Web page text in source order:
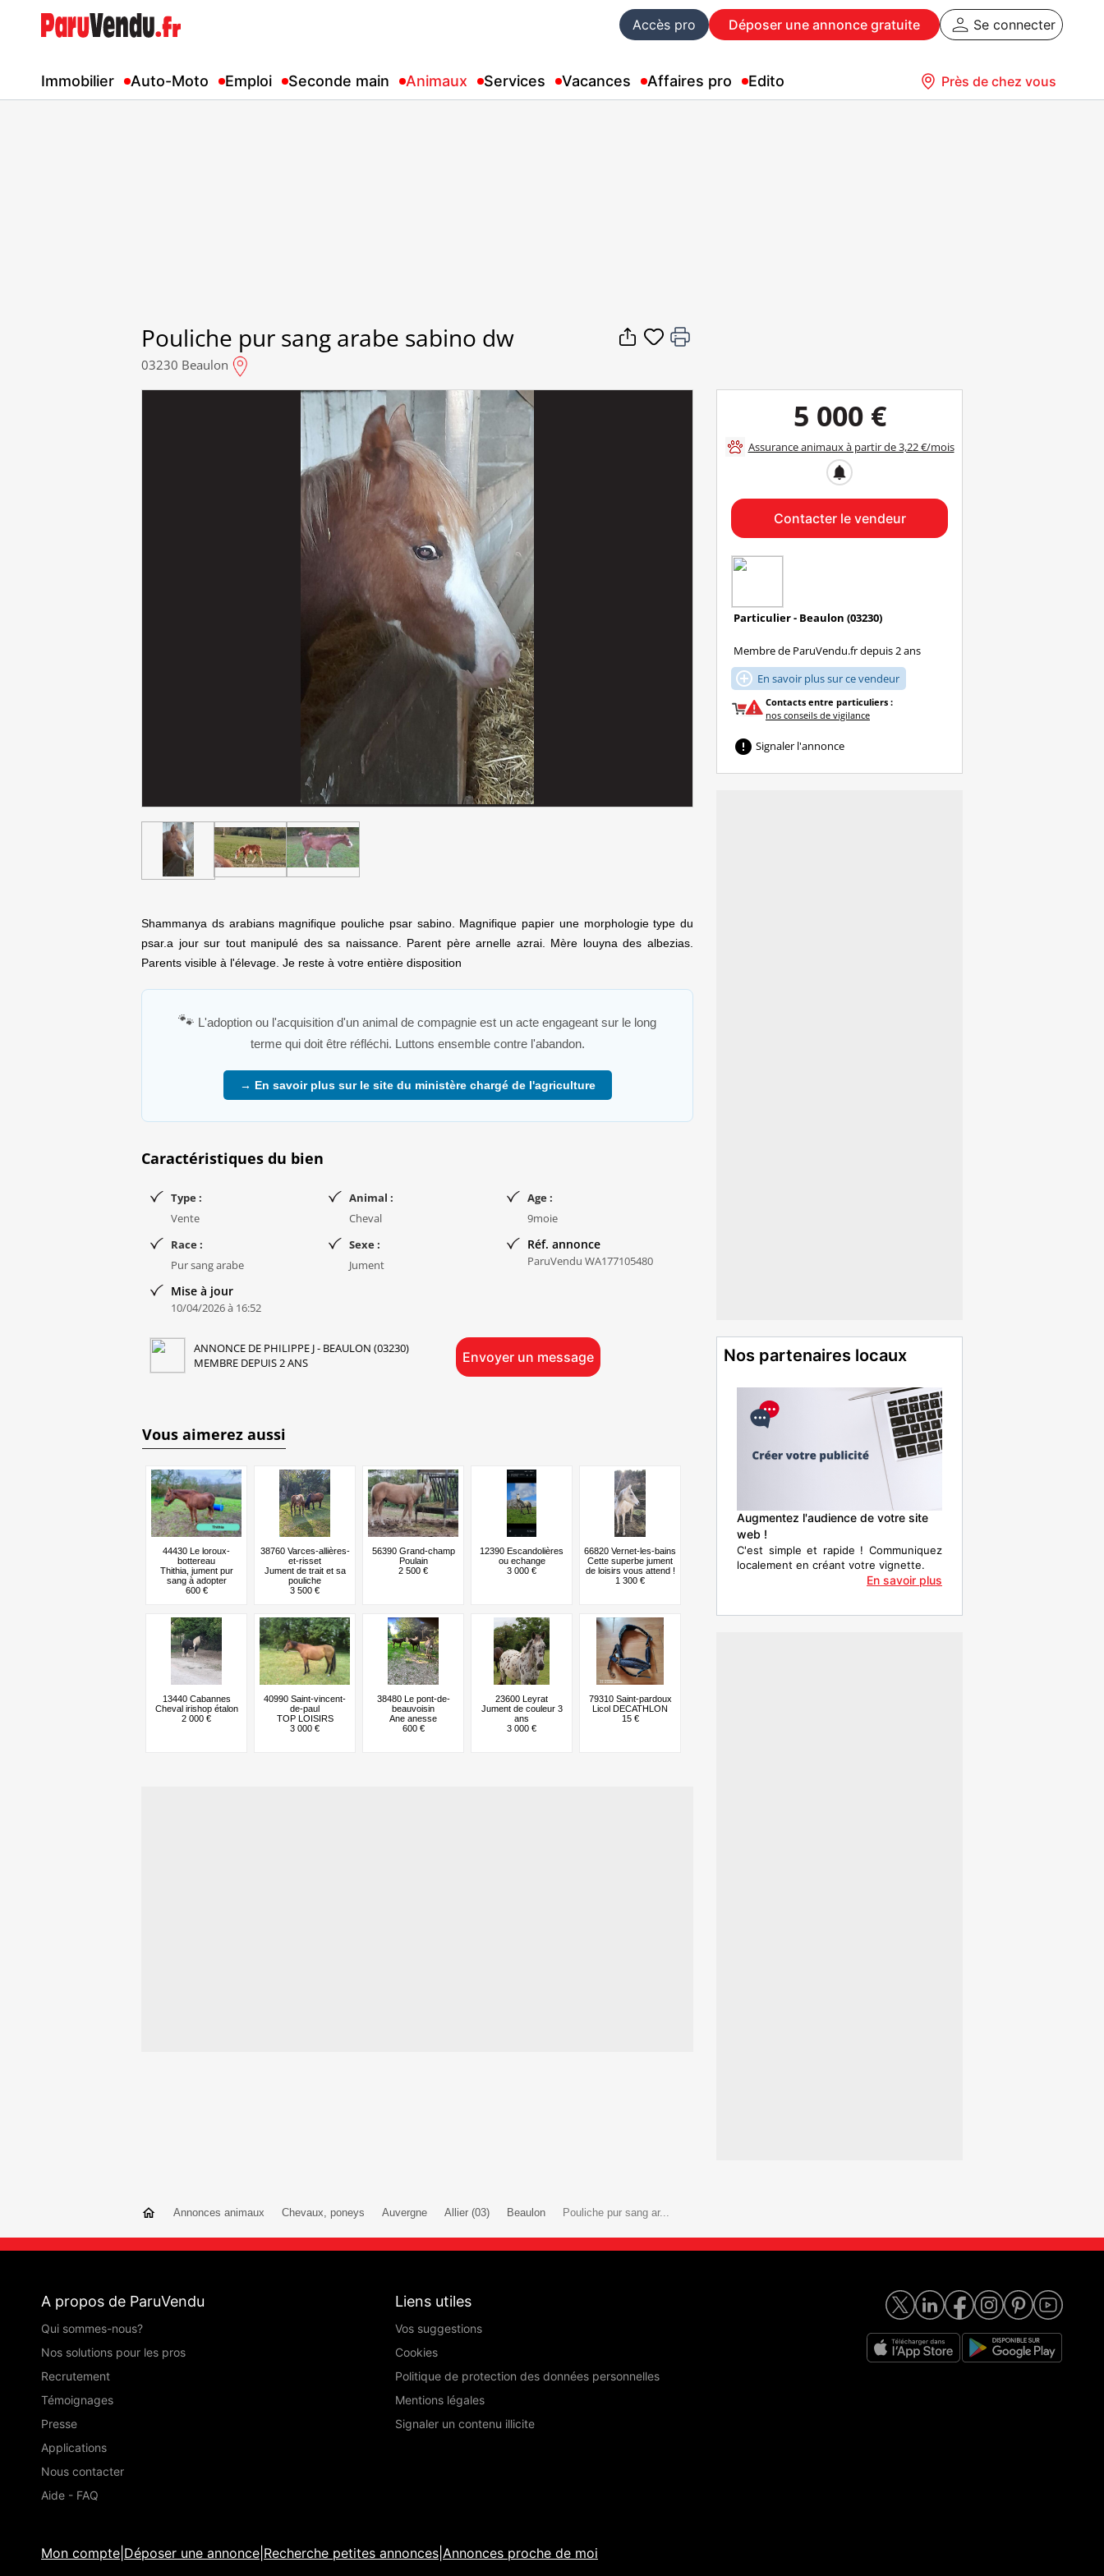
Accès pro Déposer une annonce gratuite Se connecter
Immobilier Auto-Moto Emploi Seconde main Animaux Services Vacances Affaires pro Edito Près de chez vous
Pouliche pur sang arabe sabino dw
03230 Beaulon
Shammanya ds arabians magnifique pouliche psar sabino. Magnifique papier une morphologie type du
psar.a jour sur tout manipulé des sa naissance. Parent père arnelle azrai. Mère louyna des albezias.
Parents visible à l'élevage. Je reste à votre entière disposition
🐾 L'adoption ou l'acquisition d'un animal de compagnie est un acte engageant sur le long
terme qui doit être réfléchi. Luttons ensemble contre l'abandon.
→ En savoir plus sur le site du ministère chargé de l'agriculture
Caractéristiques du bien
Type :
Vente
Animal :
Cheval
Age :
9moie
Race :
Pur sang arabe
Sexe :
Jument
Réf. annonce
ParuVendu WA177105480
Mise à jour
10/04/2026 à 16:52
ANNONCE DE PHILIPPE J - BEAULON (03230)
MEMBRE DEPUIS 2 ANS
Envoyer un message
Vous aimerez aussi
44430 Le loroux-
bottereau
Thithia, jument pur
sang à adopter
600 €
38760 Varces-allières-
et-risset
Jument de trait et sa
pouliche
3 500 €
56390 Grand-champ
Poulain
2 500 €
12390 Escandolières
ou echange
3 000 €
66820 Vernet-les-bains
Cette superbe jument
de loisirs vous attend !
1 300 €
13440 Cabannes
Cheval irishop étalon
2 000 €
40990 Saint-vincent-
de-paul
TOP LOISIRS
3 000 €
38480 Le pont-de-
beauvoisin
Ane anesse
600 €
23600 Leyrat
Jument de couleur 3
ans
3 000 €
79310 Saint-pardoux
Licol DECATHLON
15 €
5 000 €
Assurance animaux à partir de 3,22 €/mois
notifications
Contacter le vendeur
Particulier - Beaulon (03230)
Membre de ParuVendu.fr depuis 2 ans
 En savoir plus sur ce vendeur
Contacts entre particuliers :
nos conseils de vigilance
 Signaler l'annonce
Nos partenaires locaux
Augmentez l'audience de votre site
web !
C'est simple et rapide ! Communiquez
localement en créant votre vignette.
En savoir plus
Annonces animaux Chevaux, poneys Auvergne Allier (03) Beaulon Pouliche pur sang ar...
A propos de ParuVendu
Qui sommes-nous?
Nos solutions pour les pros
Recrutement
Témoignages
Presse
Applications
Nous contacter
Aide - FAQ
Liens utiles
Vos suggestions
Cookies
Politique de protection des données personnelles
Mentions légales
Signaler un contenu illicite
Mon compte Déposer une annonce Recherche petites annonces Annonces proche de moi